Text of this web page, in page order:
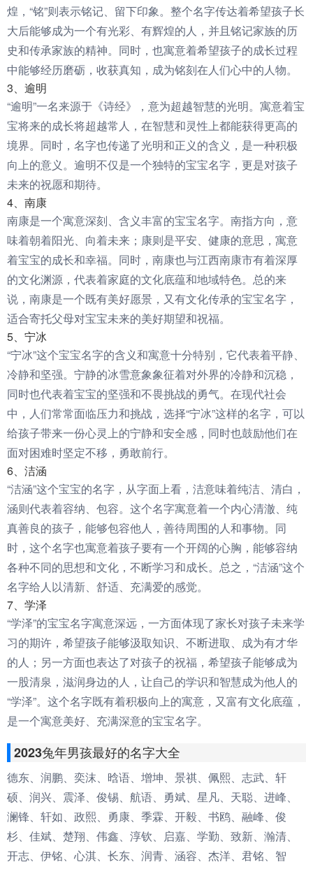
煌，“铭”则表示铭记、留下印象。整个名字传达着希望孩子长
大后能够成为一个有光彩、有辉煌的人，并且铭记家族的历
史和传承家族的精神。同时，也寓意着希望孩子的成长过程
中能够经历磨砺，收获真知，成为铭刻在人们心中的人物。
3、逾明
“逾明”一名来源于《诗经》，意为超越智慧的光明。寓意着宝
宝将来的成长将超越常人，在智慧和灵性上都能获得更高的
境界。同时，名字也传递了光明和正义的含义，是一种积极
向上的意义。逾明不仅是一个独特的宝宝名字，更是对孩子
未来的祝愿和期待。
4、南康
南康是一个寓意深刻、含义丰富的宝宝名字。南指方向，意
味着朝着阳光、向着未来；康则是平安、健康的意思，寓意
着宝宝的成长和幸福。同时，南康也与江西南康市有着深厚
的文化渊源，代表着家庭的文化底蕴和地域特色。总的来
说，南康是一个既有美好愿景，又有文化传承的宝宝名字，
适合寄托父母对宝宝未来的美好期望和祝福。
5、宁冰
“宁冰”这个宝宝名字的含义和寓意十分特别，它代表着平静、
冷静和坚强。宁静的冰雪意象象征着对外界的冷静和沉稳，
同时也代表着宝宝的坚强和不畏挑战的勇气。在现代社会
中，人们常常面临压力和挑战，选择“宁冰”这样的名字，可以
给孩子带来一份心灵上的宁静和安全感，同时也鼓励他们在
面对困难时坚定不移，勇敢前行。
6、洁涵
“洁涵”这个宝宝的名字，从字面上看，洁意味着纯洁、清白，
涵则代表着容纳、包容。这个名字寓意着一个内心清澈、纯
真善良的孩子，能够包容他人，善待周围的人和事物。同
时，这个名字也寓意着孩子要有一个开阔的心胸，能够容纳
各种不同的思想和文化，不断学习和成长。总之，“洁涵”这个
名字给人以清新、舒适、充满爱的感觉。
7、学泽
“学泽”的宝宝名字寓意深远，一方面体现了家长对孩子未来学
习的期许，希望孩子能够汲取知识、不断进取、成为有才华
的人；另一方面也表达了对孩子的祝福，希望孩子能够成为
一股清泉，滋润身边的人，让自己的学识和智慧成为他人的
“学泽”。这个名字既有着积极向上的寓意，又富有文化底蕴，
是一个寓意美好、充满深意的宝宝名字。
2023兔年男孩最好的名字大全
德东、润鹏、奕沫、晗语、增坤、景祺、佩熙、志武、轩
硕、润兴、震泽、俊锡、航语、勇斌、星凡、天聪、进峰、
澜锋、轩如、政熙、勇康、季霖、开毅、书鸥、融峰、俊
杉、佳斌、楚翔、伟鑫、淳钦、启嘉、学勤、致新、瀚清、
开志、伊铭、心淇、长东、润青、涵容、杰洋、君铭、智